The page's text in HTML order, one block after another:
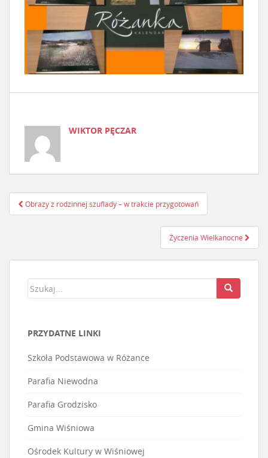
WIKTOR PĘCZAR
Nawigacja postu
Obrazy z rodzinnej szuflady – w trakcie przygotowań
Życzenia Wielkanocne
PRZYDATNE LINKI
Szkoła Podstawowa w Różance
Parafia Niewodna
Parafia Grodzisko
Gmina Wiśniowa
Ośrodek Kultury w Wiśniowej